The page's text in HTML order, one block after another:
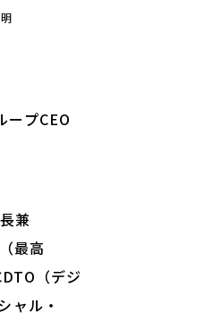
プCEO
兼
最高
（デジ
ャル・